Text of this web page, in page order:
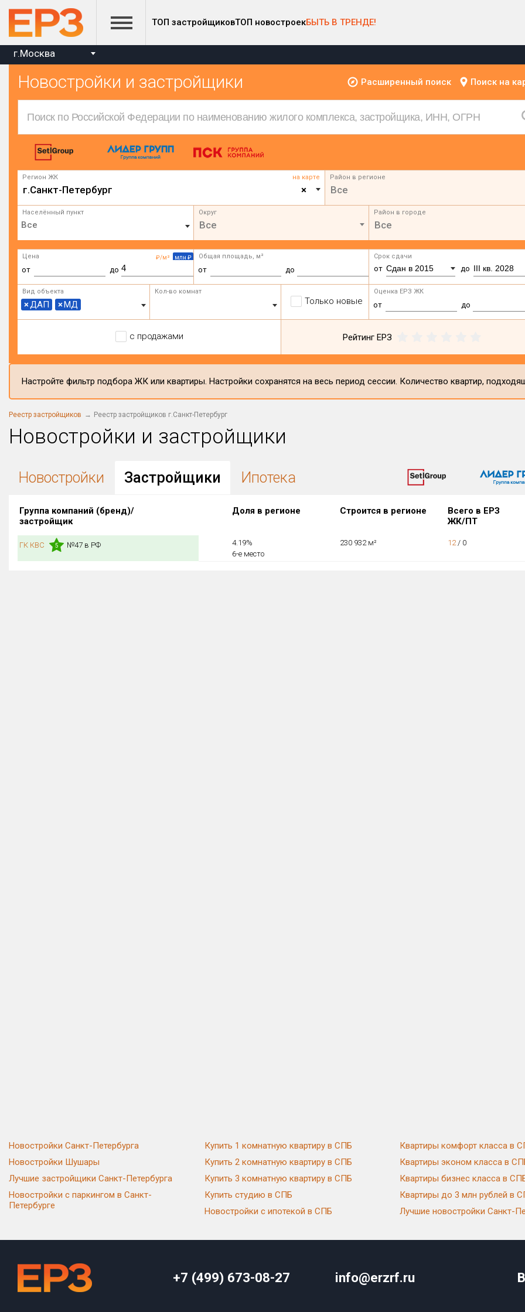
ТОП застройщиковТОП новостроекБЫТЬ В ТРЕНДЕ!
г.Москва
Новостройки и застройщики Расширенный поиск Поиск на
Регион ЖК на карте
×
г.Санкт-Петербург
Район в регионе
Все
Населённый пункт Округ
Все
Район в городе
Все
₽/м² млн ₽
Цена
от до
Общая площадь, м²
от до
Срок сдачи
от Сдан в 2015 до III кв. 2028
Вид объекта
×ДАП ×МД
Кол-во комнат
Только новые
Оценка ЕРЗ ЖК
от до
с продажами Рейтинг ЕРЗ
Настройте фильтр подбора ЖК или квартиры. Настройки сохранятся на весь период сессии. Количество квартир,
Реестр застройщиков Реестр застройщиков г.Санкт-Петербург
Новостройки и застройщики
Новостройки Застройщики Ипотека
Группа компаний (бренд)/
застройщик
Доля в регионе Строится в регионе
Всего в ЕРЗ
ЖК/ПТ
ГК КВС 5 №47 в РФ
4.19%
6-е место
230 932 м² 12/ 0
Новостройки Санкт-Петербурга
Новостройки Шушары
Лучшие застройщики Санкт-Петербурга
Новостройки с паркингом в Санкт-
Петербурге
Купить 1 комнатную квартиру в СПБ
Купить 2 комнатную квартиру в СПБ
Купить 3 комнатную квартиру в СПБ
Купить студию в СПБ
Новостройки с ипотекой в СПБ
Квартиры комфорт класса в
Квартиры эконом класса в
Квартиры бизнес класса в
Квартиры до 3 млн рублей в
Лучшие новостройки Санкт-
+7 (499) 673-08-27 info@erzrf.ru